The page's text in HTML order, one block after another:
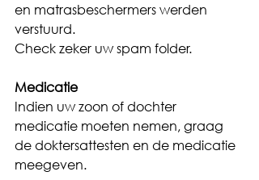
en matrasbeschermers werden
verstuurd.
Check zeker uw spam folder.
Medicatie
Indien uw zoon of dochter
medicatie moeten nemen, graag
de doktersattesten en de medicatie
meegeven.